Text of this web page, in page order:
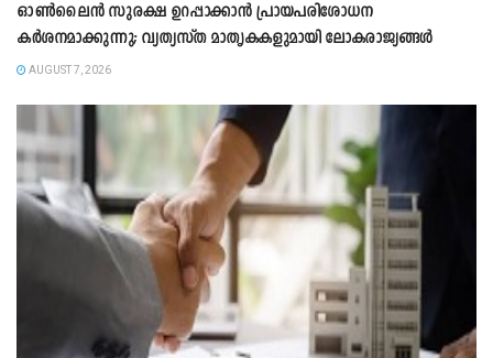
ഓൺലൈൻ സുരക്ഷ ഉറപ്പാക്കാൻ പ്രായപരിശോധന
കർശനമാക്കുന്നു; വ്യത്യസ്ത മാതൃകകളുമായി ലോകരാജ്യങ്ങൾ
AUGUST 7, 2026